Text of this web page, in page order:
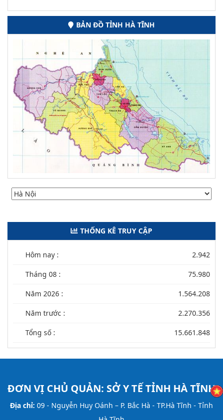
BẢN ĐỒ TỈNH HÀ TĨNH
THỐNG KÊ TRUY CẬP
Hôm nay : 2.942
Tháng 08 : 75.980
Năm 2026 : 1.564.208
Năm trước : 2.270.356
Tổng số : 15.661.848
ĐƠN VỊ CHỦ QUẢN: SỞ Y TẾ TỈNH HÀ TĨNH
Địa chỉ: 09 - Nguyễn Huy Oánh – P. Bắc Hà - TP.Hà Tĩnh - Tỉnh